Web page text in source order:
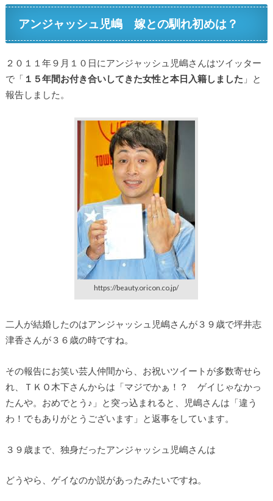
アンジャッシュ児嶋 嫁との馴れ初めは？
２０１１年９月１０日にアンジャッシュ児嶋さんはツイッター
で「 １５年間お付き合いしてきた女性と本日入籍しました 」と
報告しました。
https://beauty.oricon.co.jp/
二人が結婚したのはアンジャッシュ児嶋さんが３９歳で坪井志
津香さんが３６歳の時ですね。
その報告にお笑い芸人仲間から、お祝いツイートが多数寄せら
れ、ＴＫＯ木下さんからは「マジでかぁ！？ ゲイじゃなかっ
たんや。おめでとう♪」と突っ込まれると、児嶋さんは「違う
わ！でもありがとうございます」と返事をしています。
３９歳まで、独身だったアンジャッシュ児嶋さんは
どうやら、ゲイなのか説があったみたいですね。